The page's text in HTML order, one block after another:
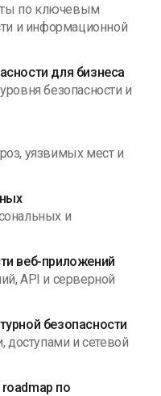
по ключевым
и информационной
для бизнеса
безопасности и
уязвимых мест и
и
веб-приложений
API и серверной
безопасности
доступами и сетевой
по